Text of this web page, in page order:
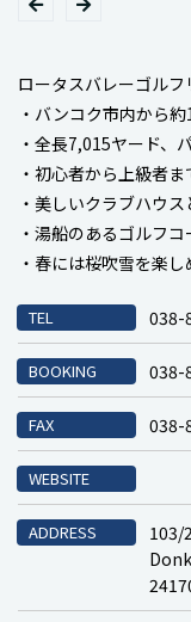
ロータスバレーゴル
・バンコク市内から
・全長7,015ヤード、
・初心者から上級者
・美しいクラブハウ
・湯船のあるゴルフコ
・春には桜吹雪を楽し
TEL 038-
BOOKING 038-
FAX 038-
WEBSITE
ADDRESS
103/